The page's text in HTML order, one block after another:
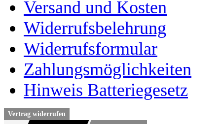
Versand und Kosten
Widerrufsbelehrung
Widerrufsformular
Zahlungsmöglichkeiten
Hinweis Batteriegesetz
Vertrag widerrufen